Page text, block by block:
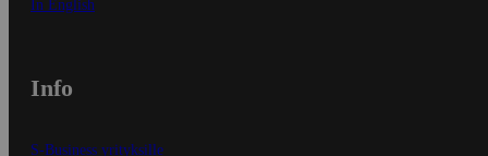
In English
Info
S-Business yrityksille